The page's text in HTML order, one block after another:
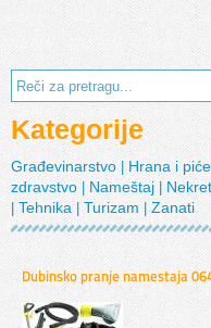
Kategorije
Građevinarstvo Hrana i
zdravstvo | Nameštaj |
|Tehnika|Turizam|Zanati
Dubinsko pranje namestaja